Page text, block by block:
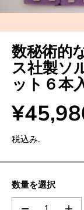
数秘術的
ス社製ソ
ット６本
通
常
格
税込み.
数量を選択